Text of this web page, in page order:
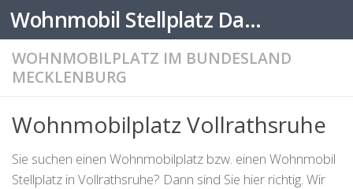
Zum Inhalt springen Wohnmobil Stellplatz Datenbank
WOHNMOBILPLATZ IM BUNDESLAND
MECKLENBURG
Wohnmobilplatz Vollrathsruhe
Sie suchen einen Wohnmobilplatz bzw. einen Wohnmobil
Stellplatz in Vollrathsruhe? Dann sind Sie hier richtig. Wir